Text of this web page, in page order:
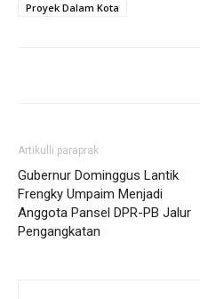
Proyek Dalam Kota
Artikulli paraprak
Gubernur Dominggus Lantik
Frengky Umpaim Menjadi
Anggota Pansel DPR-PB Jalur
Pengangkatan